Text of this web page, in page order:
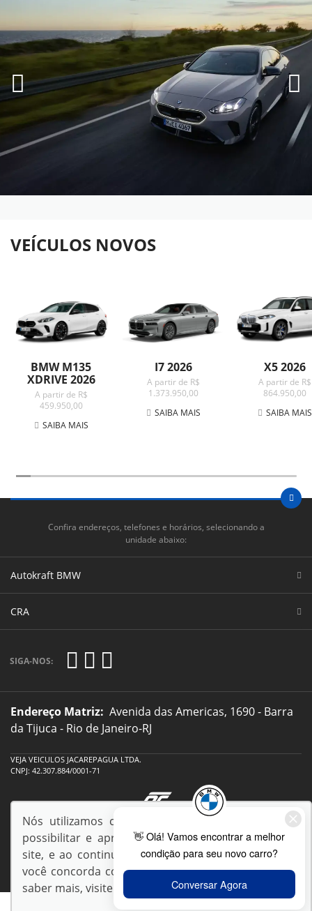
VEÍCULOS NOVOS
BMW M135
XDRIVE 2026
A partir de R$
459.950,00
SAIBA MAIS
I7 2026
A partir de R$
1.373.950,00
SAIBA MAIS
X5 2026
A partir de R$
864.950,00
SAIBA MAIS
Confira endereços, telefones e horários, selecionando a
unidade abaixo:
Autokraft BMW
CRA
SIGA-NOS:
Endereço Matriz: Avenida das Americas, 1690 - Barra
da Tijuca - Rio de Janeiro-RJ
VEJA VEICULOS JACAREPAGUA LTDA.
CNPJ: 42.307.884/0001-71
AutoForce - Todos os direitos reservados.
Política de privacidade.
Nós utilizamos cookies e outras tecnologias para
possibilitar e aprimorar sua experiência em nosso
site, e ao continuar navegando em nossas páginas
você concorda com a coleta e uso de cookies. Para
saber mais, visite nossa
Política de Privacidade